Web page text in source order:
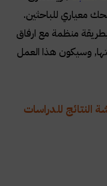
معياري للباحثين.
منظمة مع ارفاق
وسيكون هذا العمل
النتائج للدراسات